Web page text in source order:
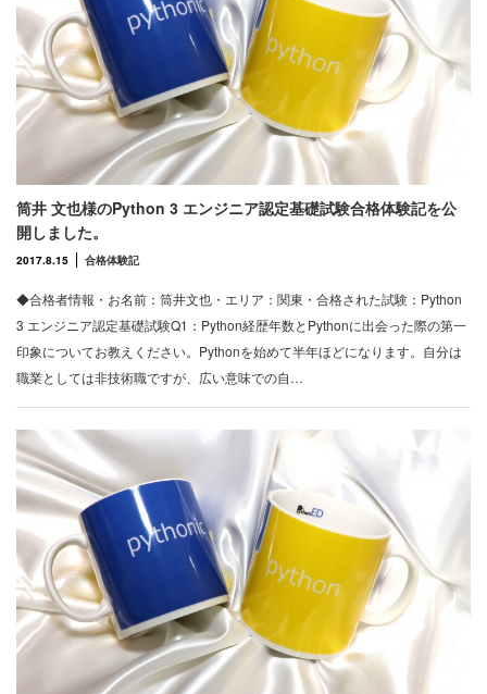
筒井 文也様のPython 3 エンジニア認定基礎試験合格体験記を公
開しました。
2017.8.15 合格体験記
◆合格者情報・お名前：筒井文也・エリア：関東・合格された試験：Python
3 エンジニア認定基礎試験Q1：Python経歴年数とPythonに出会った際の第一
印象についてお教えください。Pythonを始めて半年ほどになります。自分は
職業としては非技術職ですが、広い意味での自…